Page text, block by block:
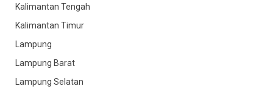
Kalimantan Tengah
Kalimantan Timur
Lampung
Lampung Barat
Lampung Selatan